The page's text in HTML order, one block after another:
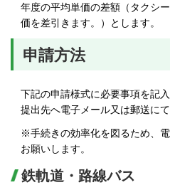
年度の平均単価の差額（タクシ
価を差引きます。）とします。
申請方法
下記の申請様式に必要事項を記
提出先へ電子メール又は郵送に
※手続きの効率化を図るため、
お願いします。
鉄軌道・路線バス